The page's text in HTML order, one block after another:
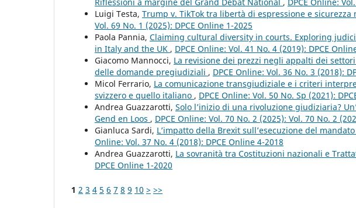
Luigi Testa, Trump v. TikTok tra libertà di espressione e sicurezza
Vol. 69 No. 1 (2025): DPCE Online 1-2025
Paola Pannia, Claiming cultural diversity in courts. Exploring
in Italy and the UK , DPCE Online: Vol. 41 No. 4 (2019): DPCE
Giacomo Mannocci, La revisione dei prezzi negli appalti dei
delle domande pregiudiziali , DPCE Online: Vol. 36 No. 3 (2018):
Micol Ferrario, La comunicazione transgiudiziale e i criteri
svizzero e quello italiano , DPCE Online: Vol. 50 No. Sp (2021):
Andrea Guazzarotti, Solo l’inizio di una rivoluzione giudiziaria?
Gend en Loos , DPCE Online: Vol. 70 No. 2 (2025): Vol. 70 No. 2
Gianluca Sardi, L’impatto della Brexit sull’esecuzione del
Online: Vol. 37 No. 4 (2018): DPCE Online 4-2018
Andrea Guazzarotti, La sovranità tra Costituzioni nazionali e
DPCE Online 1-2020
1 2 3 4 5 6 7 8 9 10 > >>